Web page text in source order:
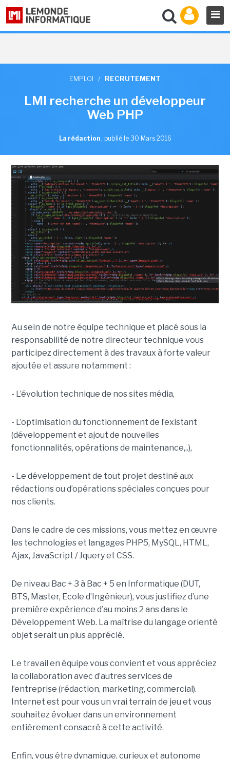
EMPLOI / RECRUTEMENT
LMI recherche un développeur
Web PHP
La rédaction , publié le 30 Mars 2016
Au sein de notre équipe technique et placé sous la
responsabilité de notre directeur technique vous
participez directement à des travaux à forte valeur
ajoutée et assure notamment :
- L’évolution technique de nos sites média,
- L’optimisation du fonctionnement de l’existant
(développement et ajout de nouvelles
fonctionnalités, opérations de maintenance,..),
- Le développement de tout projet destiné aux
rédactions ou d’opérations spéciales conçues pour
nos clients.
Dans le cadre de ces missions, vous mettez en œuvre
les technologies et langages PHP5, MySQL, HTML,
Ajax, JavaScript / Jquery et CSS.
De niveau Bac + 3 à Bac + 5 en Informatique (DUT,
BTS, Master, Ecole d’Ingénieur), vous justifiez d’une
première expérience d’au moins 2 ans dans le
Développement Web. La maîtrise du langage orienté
objet serait un plus apprécié.
Le travail en équipe vous convient et vous appréciez
la collaboration avec d’autres services de
l’entreprise (rédaction, marketing, commercial).
Internet est pour vous un vrai terrain de jeu et vous
souhaitez évoluer dans un environnement
entièrement consacré à cette activité.
Enfin, vous être dynamique, curieux et autonome